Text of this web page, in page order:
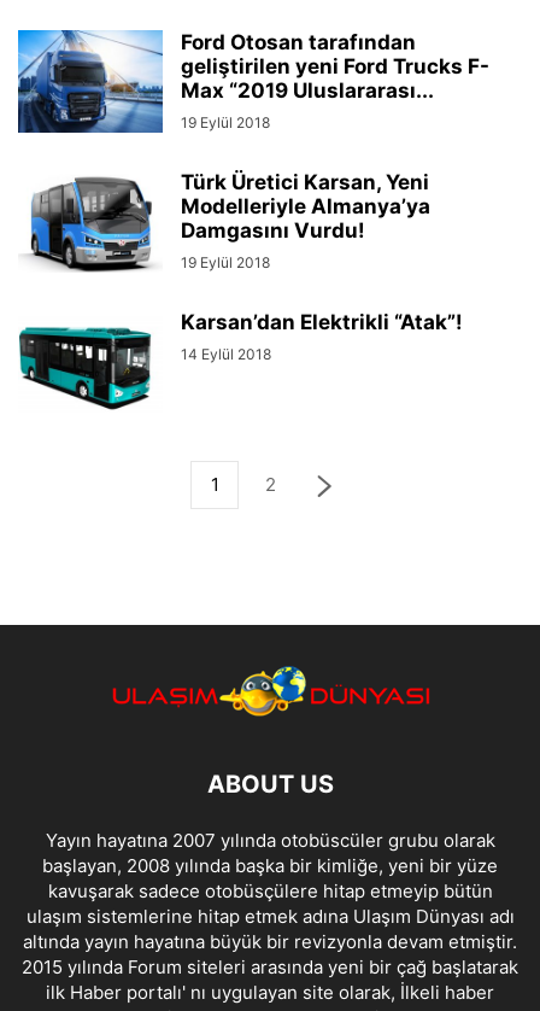
Ford Otosan tarafından
geliştirilen yeni Ford Trucks F-
Max “2019 Uluslararası...
19 Eylül 2018
Türk Üretici Karsan, Yeni
Modelleriyle Almanya’ya
Damgasını Vurdu!
19 Eylül 2018
Karsan’dan Elektrikli “Atak”!
14 Eylül 2018
1 2
ABOUT US
Yayın hayatına 2007 yılında otobüscüler grubu olarak
başlayan, 2008 yılında başka bir kimliğe, yeni bir yüze
kavuşarak sadece otobüsçülere hitap etmeyip bütün
ulaşım sistemlerine hitap etmek adına Ulaşım Dünyası adı
altında yayın hayatına büyük bir revizyonla devam etmiştir.
2015 yılında Forum siteleri arasında yeni bir çağ başlatarak
ilk Haber portalı' nı uygulayan site olarak, İlkeli haber